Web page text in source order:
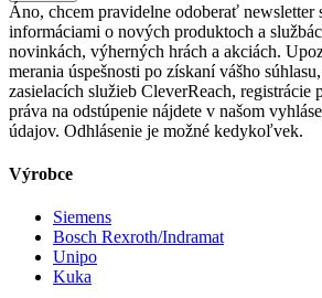
Áno, chcem pravidelne odoberať newsletter
informáciami o nových produktoch a
novinkách, výherných hrách a akciách.
merania úspešnosti po získaní vášho
zasielacích služieb CleverReach, registrácie
práva na odstúpenie nájdete v našom
údajov. Odhlásenie je možné kedykoľvek.
Výrobce
Siemens
Bosch Rexroth/Indramat
Unipo
Kuka